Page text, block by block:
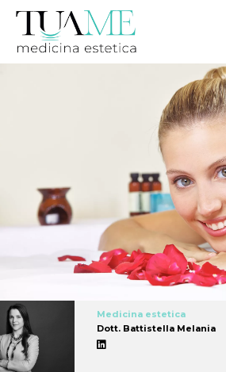
Medicina estetica
Dott. Battistella Melania